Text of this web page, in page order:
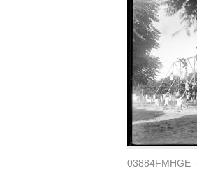
03884FMHGE -